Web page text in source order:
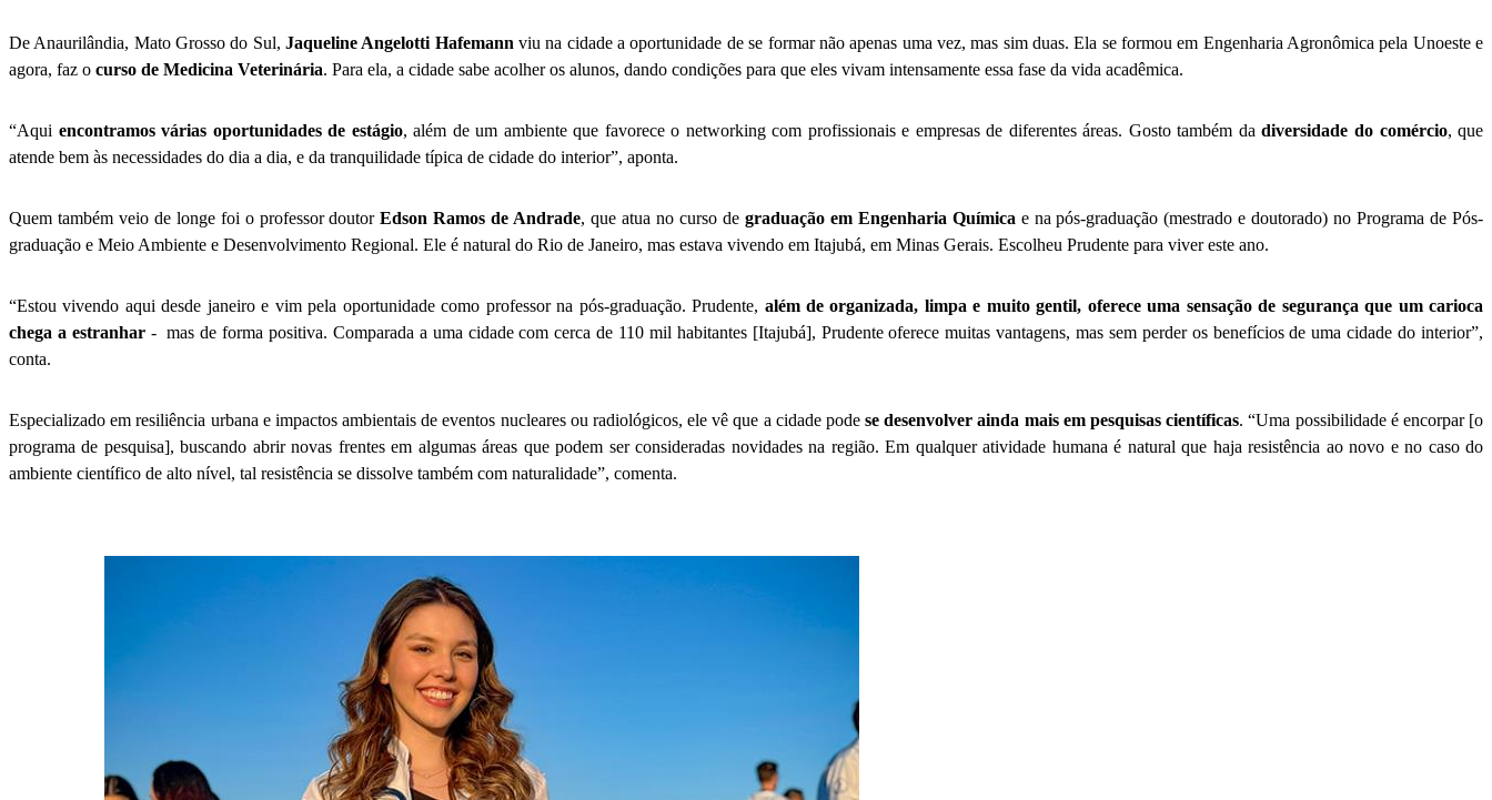
De Anaurilândia, Mato Grosso do Sul,Jaqueline Angelotti Hafemann viu na cidade a oportunidade de se formar não apenas uma vez, mas sim duas. Ela se formou em Engenharia Agronômica pela Unoeste e
agora, faz o curso de Medicina Veterinária. Para ela, a cidade sabe acolher os alunos, dando condições para que eles vivam intensamente essa fase da vida acadêmica.
“Aqui encontramos várias oportunidades de estágio, além de um ambiente que favorece o networking com profissionais e empresas de diferentes áreas. Gosto também dadiversidade do comércio, que
atende bem às necessidades do dia a dia, e da tranquilidade típica de cidade do interior”, aponta.
Quem também veio de longe foi o professor doutorEdson Ramos de Andrade, que atua no curso de graduação em Engenharia Química e na pós-graduação (mestrado e doutorado) no Programa de Pós-
graduação e Meio Ambiente e Desenvolvimento Regional. Ele é natural do Rio de Janeiro, mas estava vivendo em Itajubá, em Minas Gerais. Escolheu Prudente para viver este ano.
“Estou vivendo aqui desde janeiro e vim pela oportunidade como professor na pós-graduação. Prudente, além de organizada, limpa e muito gentil, oferece uma sensação de segurança que um carioca
chega a estranhar- mas de forma positiva. Comparada a uma cidade com cerca de 110 mil habitantes [Itajubá], Prudente oferece muitas vantagens, mas sem perder os benefícios de uma cidade do interior”,
conta.
Especializado em resiliência urbana e impactos ambientais de eventos nucleares ou radiológicos, ele vê que a cidade podese desenvolver ainda mais em pesquisas científicas. “Uma possibilidade é encorpar [o
programa de pesquisa], buscando abrir novas frentes em algumas áreas que podem ser consideradas novidades na região. Em qualquer atividade humana é natural que haja resistência ao novo e no caso do
ambiente científico de alto nível, tal resistência se dissolve também com naturalidade”, comenta.